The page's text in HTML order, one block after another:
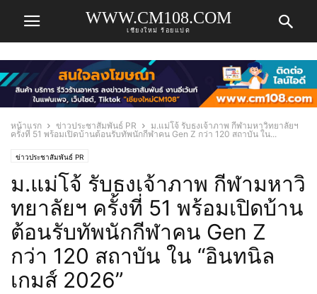
WWW.CM108.COM
เชียงใหม่ ร้อยแปด
หน้าแรก ข่าวประชาสัมพันธ์ PR
ม.แม่โจ้ รับธงเจ้าภาพ กีฬามหาวิทยาลัยฯ
ครั้งที่ 51 พร้อมเปิดบ้านต้อนรับทัพนักกีฬาคน Gen Z กว่า 120 สถาบัน ใน...
ข่าวประชาสัมพันธ์ PR
ม.แม่โจ้ รับธงเจ้าภาพ กีฬามหาวิ
ทยาลัยฯ ครั้งที่ 51 พร้อมเปิดบ้าน
ต้อนรับทัพนักกีฬาคน Gen Z
กว่า 120 สถาบัน ใน “อินทนิล
เกมส์ 2026”